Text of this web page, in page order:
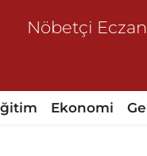
Nöbetçi
Ekonomi